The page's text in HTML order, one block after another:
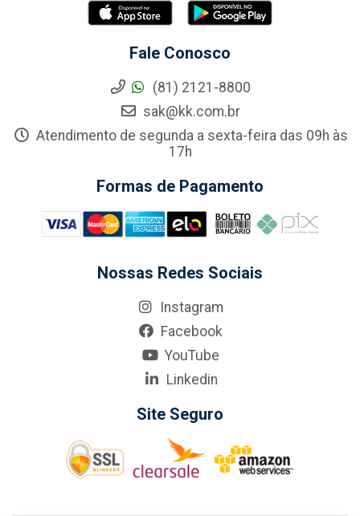
Fale Conosco
(81) 2121-8800
sak@kk.com.br
Atendimento de segunda a sexta-feira das 09h às
17h
Formas de Pagamento
Nossas Redes Sociais
Instagram
Facebook
YouTube
Linkedin
Site Seguro